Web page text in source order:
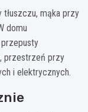
mąka przy
domu
przestrzeń przy
i elektrycznych.